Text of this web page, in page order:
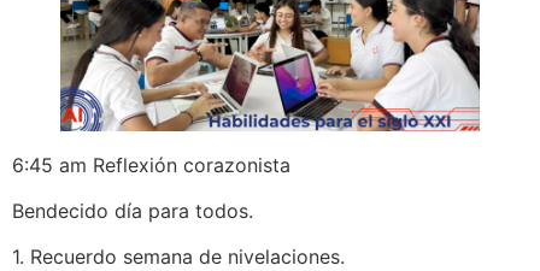
6:45 am Reflexión corazonista
Bendecido día para todos.
1. Recuerdo semana de nivelaciones.